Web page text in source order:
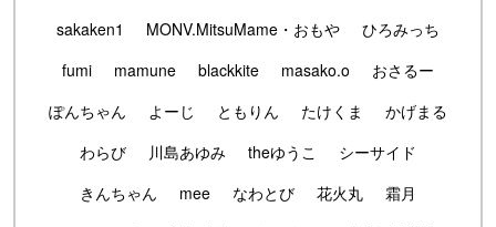
sakaken1
MONV.MitsuMame・おもや
ひろみっち
fumi
mamune blackkite masako.o
おさるー
ぽんちゃん
よーじ ともりん たけくま
かげまる
わらび
川島あゆみ theゆうこ
シーサイド
きんちゃん
mee なわとび 花火丸
霜月